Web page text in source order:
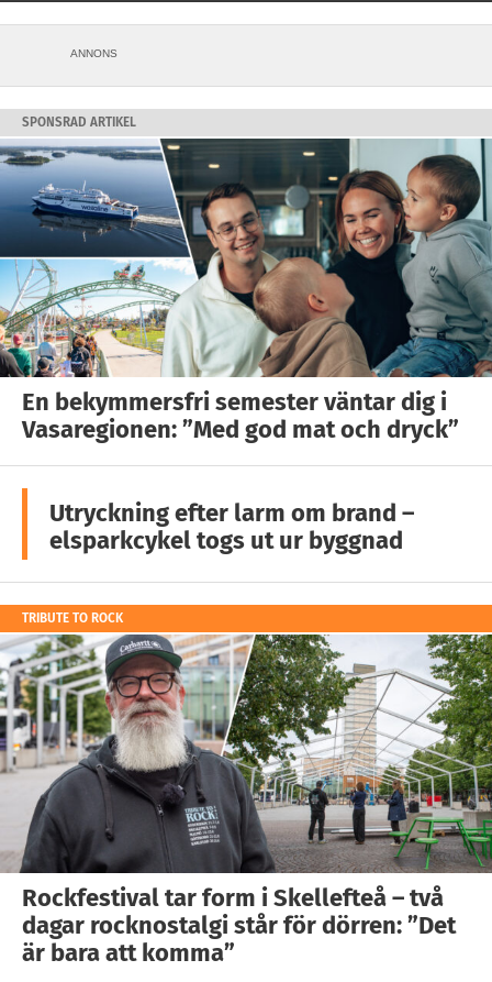
ANNONS
SPONSRAD ARTIKEL
En bekymmersfri semester väntar dig i
Vasaregionen: ”Med god mat och dryck”
Utryckning efter larm om brand –
elsparkcykel togs ut ur byggnad
TRIBUTE TO ROCK
Rockfestival tar form i Skellefteå – två
dagar rocknostalgi står för dörren: ”Det
är bara att komma”